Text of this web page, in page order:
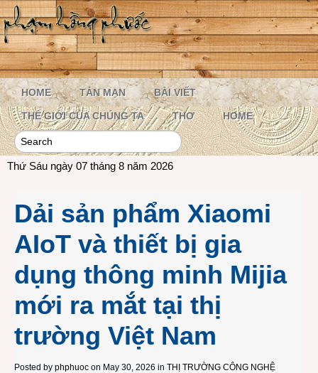
HOME TẢN MẠN BÀI VIẾT
THẾ GIỚI CỦA CHÚNG TA THƠ HOME
Thứ Sáu ngày 07 tháng 8 năm 2026
Dải sản phẩm Xiaomi
AIoT và thiết bị gia
dụng thông minh Mijia
mới ra mắt tại thị
trường Việt Nam
Posted by phphuoc on May 30, 2026 in THỊ TRƯỜNG CÔNG NGHỆ